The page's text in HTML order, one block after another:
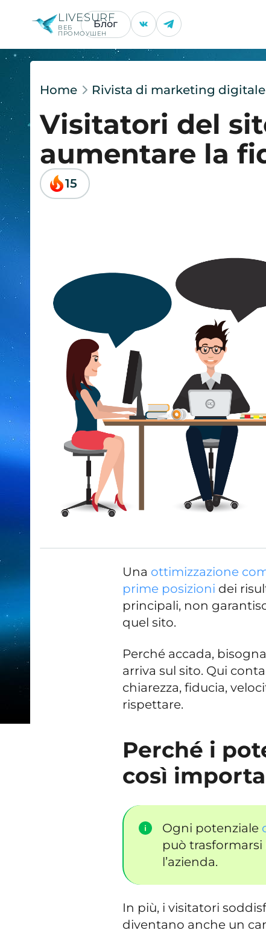
LIVESURF
ВЕБ
ПРОМОУШЕН
Блог
Home Rivista di marketing
Visitatori del
aumentare la
15
Una ottimizzazione
prime posizioni dei
principali, non
quel sito.
Perché accada,
arriva sul sito. Qui
chiarezza, fiducia,
rispettare.
Perché i
così
Ogni potenziale
può
l’azienda.
In più, i visitatori
diventano anche un